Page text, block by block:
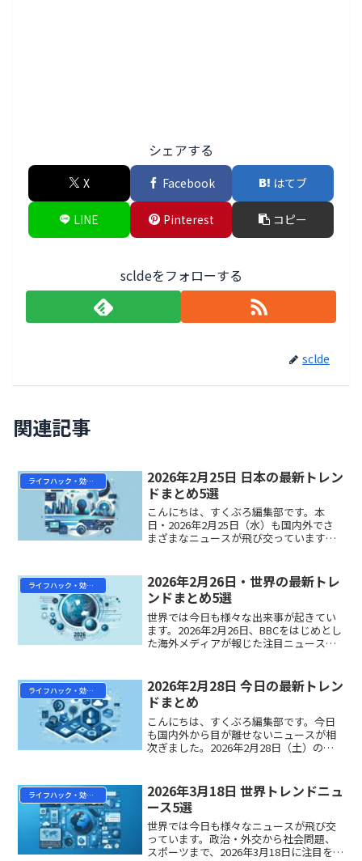
シェアする
X Facebook はてブ
LINE Pinterest コピー
scldeをフォローする
sclde
関連記事
ライフハック・効率化
2026年2月25日 日本の最新トレン
ドまとめ5選
こんにちは、すくぶろ編集部です。本
日・2026年2月25日（水）も国内外でさ
まざまなニュースが飛び交っています。
のトレンドを5本まとめてわかりやすくお
届けします！① 参...
ライフハック・効率化
2026年2月26日・世界の最新トレ
ンドまとめ5選
世界では今日も様々な出来事が起きてい
ます。2026年2月26日、BBCをはじめとし
た海外メディアが報じた注目ニュースを5
れば私たちの日常生活や社会問題と深く
つながってい...
ライフハック・効率化
2026年2月28日 今日の最新トレン
ドまとめ
こんにちは、すくぶろ編集部です。今日
も国内外から目が離せないニュースが相
次ぎました。2026年2月28日（土）のト
ェックにぜひお役立てください。① トラ
ンプ大統領、イ...
ライフハック・効率化
2026年3月18日 世界トレンドニュ
ース5選
世界では今日も様々なニュースが飛び交
っています。政治・外交から社会問題、
スポーツまで、2026年3月18日に注目を集